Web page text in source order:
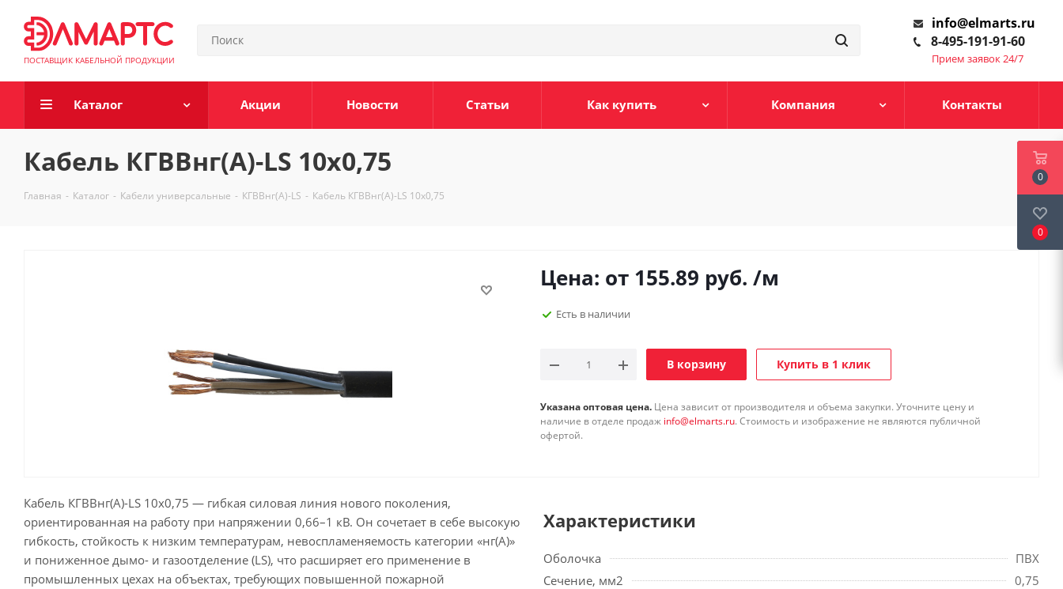
ПОСТАВЩИК КАБЕЛЬНОЙ ПРОДУКЦИИ
info@elmarts.ru
8-495-191-91-60
Прием заявок 24/7
Каталог Акции Новости Статьи Как купить Компания Контакты
Кабель КГВВнг(А)-LS 10х0,75
Главная - Каталог - Кабели универсальные - КГВВнг(А)-LS - Кабель КГВВнг(А)-LS 10х0,75
Цена: от 155.89 руб. /м
Есть в наличии
В корзину Купить в 1 клик
Указана оптовая цена. Цена зависит от производителя и объема закупки. Уточните цену и
наличие в отделе продаж info@elmarts.ru. Стоимость и изображение не являются публичной
офертой.
Кабель КГВВнг(А)-LS 10х0,75 — гибкая силовая линия нового поколения,
ориентированная на работу при напряжении 0,66–1 кВ. Он сочетает в себе высокую
гибкость, стойкость к низким температурам, невоспламеняемость категории «нг(А)»
и пониженное дымо- и газоотделение (LS), что расширяет его применение в
промышленных цехах на объектах, требующих повышенной пожарной
Характеристики
Оболочка
ПВХ
Сечение, мм2
0,75
0
0